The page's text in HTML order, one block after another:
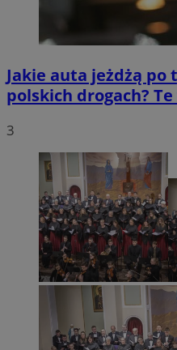
Jakie auta jeżdżą po
polskich drogach?
3